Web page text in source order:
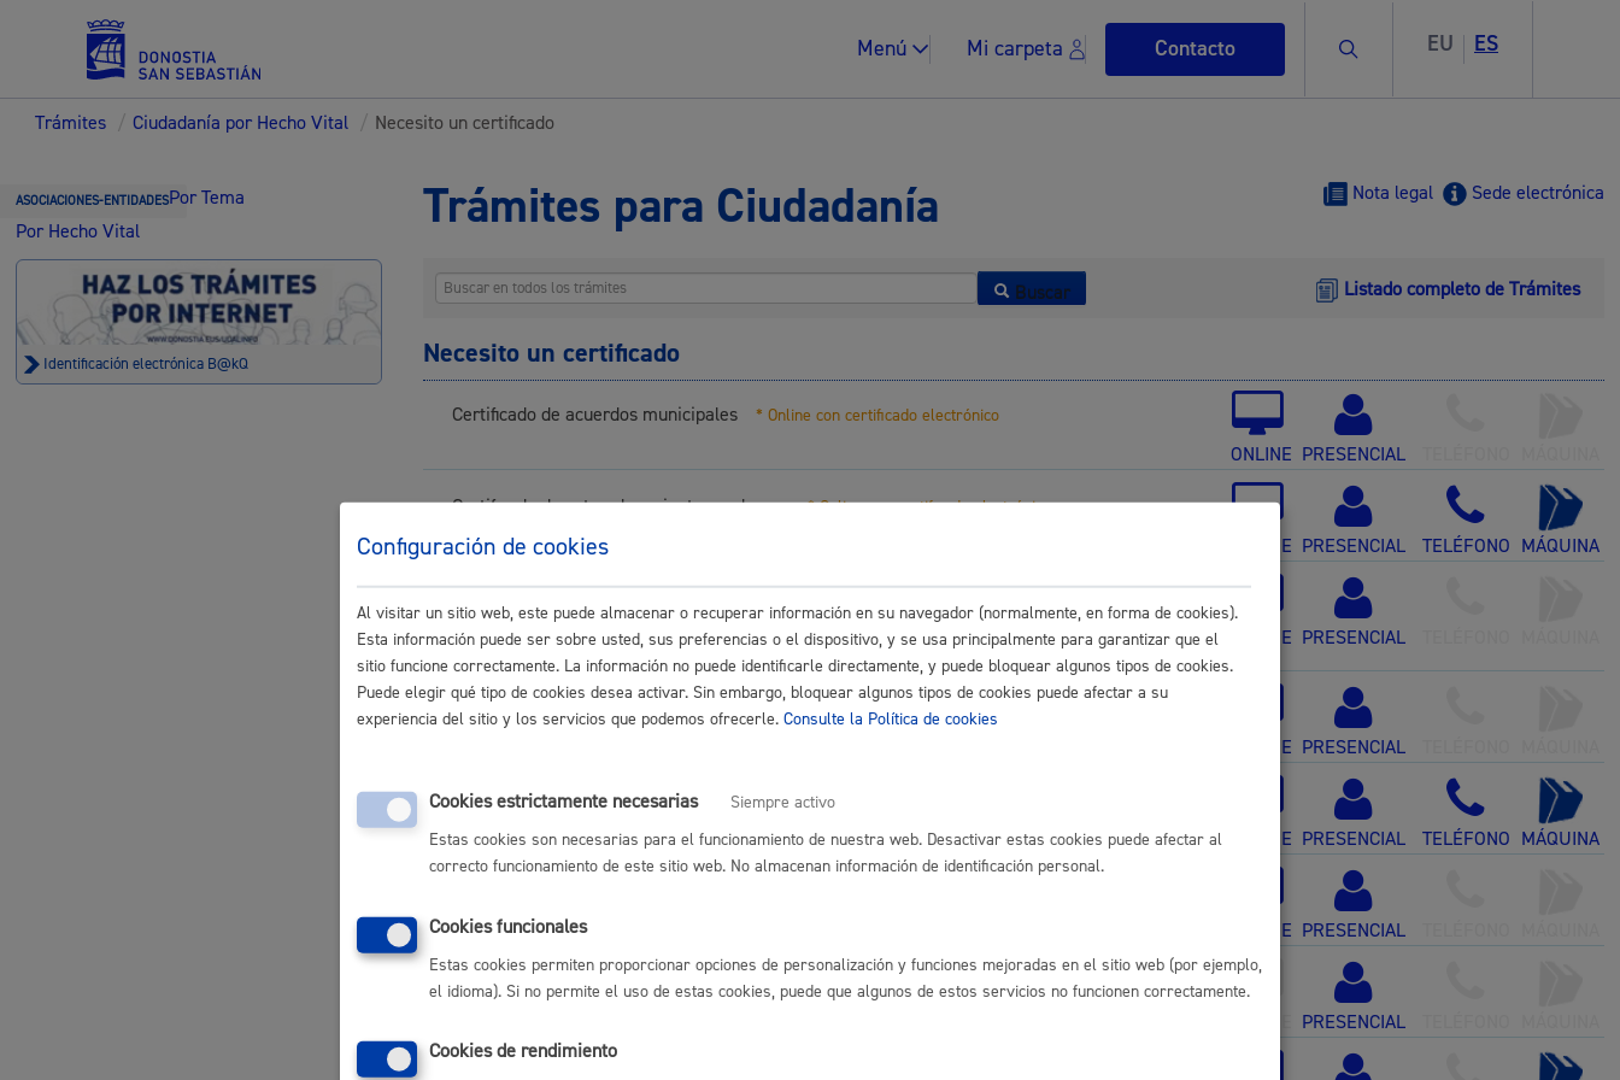
Menú Mi carpeta Contacto Buscar EU ES
Servicios
Padrón y asuntos personales Impuestos y multas
Espacio público, residuos y medioambiente
Seguridad ciudadana y emergencias Euskera
Salud Pública, animales y consumo Desarrollo económico y empleo
Trámites / Ciudadanía por Hecho Vital / Necesito un certificado
ASOCIACIONES-ENTIDADESPor Tema
Por Hecho Vital
Identificación electrónica B@kQ
Trámites para Ciudadanía Sede electrónica
Nota legal
Buscar Listado completo de Trámites
Necesito un certificado
Certificado de acuerdos municipales * Online con certificado electrónico
ONLINE PRESENCIAL
Certificado de estar al corriente en el pago * Online con certificado electrónico
ONLINE PRESENCIAL TELÉFONO MÁQUINA
certificado electrónico
ONLINE PRESENCIAL
Consultas y certificados urbanísticos * Online con certificado electrónico
ONLINE PRESENCIAL
Descarga y duplicado de recibos
ONLINE PRESENCIAL TELÉFONO MÁQUINA
ONLINE PRESENCIAL
Fe de vida para el cobro de pensiones del extranjero.
PRESENCIAL
Configuración de cookies
Al visitar un sitio web, este puede almacenar o recuperar información en su navegador (normalmente, en forma de cookies).
Esta información puede ser sobre usted, sus preferencias o el dispositivo, y se usa principalmente para garantizar que el
sitio funcione correctamente. La información no puede identificarle directamente, y puede bloquear algunos tipos de cookies.
Puede elegir qué tipo de cookies desea activar. Sin embargo, bloquear algunos tipos de cookies puede afectar a su
experiencia del sitio y los servicios que podemos ofrecerle. Consulte la Política de cookies
Cookies estrictamente necesarias
Siempre activo
Estas cookies son necesarias para el funcionamiento de nuestra web. Desactivar estas cookies puede afectar al
correcto funcionamiento de este sitio web. No almacenan información de identificación personal.
Cookies funcionales
Estas cookies permiten proporcionar opciones de personalización y funciones mejoradas en el sitio web (por ejemplo,
el idioma). Si no permite el uso de estas cookies, puede que algunos de estos servicios no funcionen correctamente.
Cookies de rendimiento